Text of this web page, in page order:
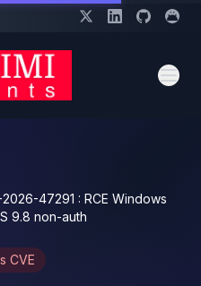
2026-47291 : RCE Windows
9.8 non-auth
CVE